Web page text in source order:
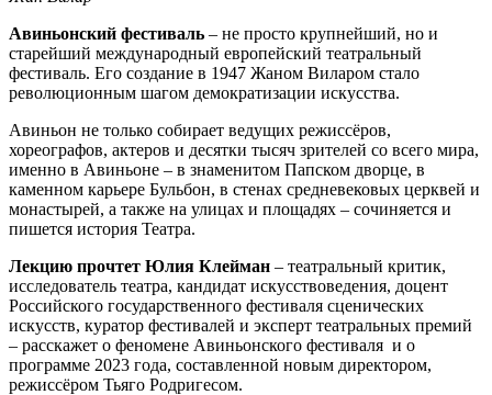
Авиньонский фестиваль – не просто крупнейший, но и
старейший международный европейский театральный
фестиваль. Его создание в 1947 Жаном Виларом стало
революционным шагом демократизации искусcтва.
Авиньон не только собирает ведущих режиссёров,
хореографов, актеров и десятки тысяч зрителей со всего мира,
именно в Авиньоне – в знаменитом Папском дворце, в
каменном карьере Бульбон, в стенах средневековых церквей и
монастырей, а также на улицах и площадях – сочиняется и
пишется история Театра.
Лекцию прочтет Юлия Клейман – театральный критик,
исследователь театра, кандидат искусствоведения, доцент
Российского государственного фестиваля сценических
искусств, куратор фестивалей и эксперт театральных премий
– расскажет о феномене Авиньонского фестиваля и о
программе 2023 года, составленной новым директором,
режиссёром Тьяго Родригесом.